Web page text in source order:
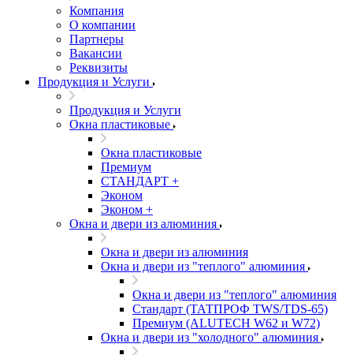
Компания
О компании
Партнеры
Вакансии
Реквизиты
Продукция и Услуги
Продукция и Услуги
Окна пластиковые
Окна пластиковые
Премиум
СТАНДАРТ +
Эконом
Эконом +
Окна и двери из алюминия
Окна и двери из алюминия
Окна и двери из "теплого" алюминия
Окна и двери из "теплого" алюминия
Стандарт (ТАТПРОФ TWS/TDS-65)
Премиум (ALUTECH W62 и W72)
Окна и двери из "холодного" алюминия